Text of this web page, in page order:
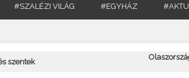
#SZALÉZI VILÁG #EGYHÁZ
szentek